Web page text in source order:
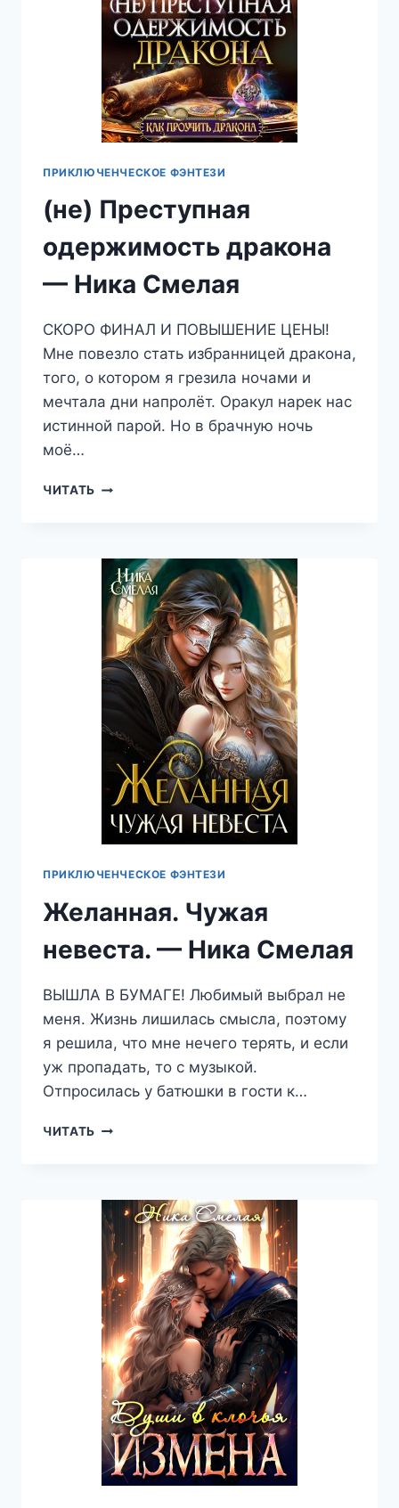
ПРИКЛЮЧЕНЧЕСКОЕ ФЭНТЕЗИ
(не) Преступная
одержимость дракона
— Ника Смелая
СКОРО ФИНАЛ И ПОВЫШЕНИЕ ЦЕНЫ!
Мне повезло стать избранницей дракона,
того, о котором я грезила ночами и
мечтала дни напролёт. Оракул нарек нас
истинной парой. Но в брачную ночь
моё…
ЧИТАТЬ (НЕ)
—
НИКА
СМЕЛАЯ
ПРИКЛЮЧЕНЧЕСКОЕ ФЭНТЕЗИ
Желанная. Чужая
невеста. — Ника Смелая
ВЫШЛА В БУМАГЕ! Любимый выбрал не
меня. Жизнь лишилась смысла, поэтому
я решила, что мне нечего терять, и если
уж пропадать, то с музыкой.
Отпросилась у батюшки в гости к…
ЧИТАТЬ ЖЕЛАННАЯ.
НИКА
СМЕЛАЯ